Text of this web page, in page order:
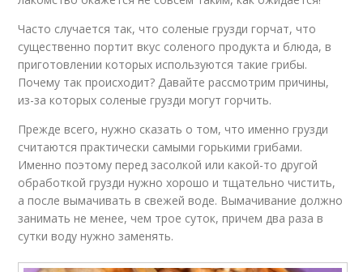
Часто случается так, что соленые грузди горчат, что
существенно портит вкус соленого продукта и блюда, в
приготовлении которых используются такие грибы.
Почему так происходит? Давайте рассмотрим причины,
из-за которых соленые грузди могут горчить.
Прежде всего, нужно сказать о том, что именно грузди
считаются практически самыми горькими грибами.
Именно поэтому перед засолкой или какой-то другой
обработкой грузди нужно хорошо и тщательно чистить,
а после вымачивать в свежей воде. Вымачивание должно
занимать не менее, чем трое суток, причем два раза в
сутки воду нужно заменять.